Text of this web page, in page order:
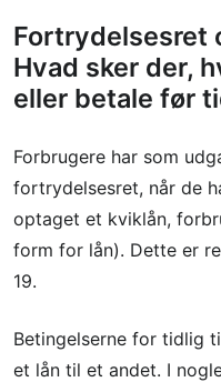
Fortrydelsesret
Hvad sker der,
eller betale før
Forbrugere har som
fortrydelsesret, når de
optaget et kviklån,
form for lån). Dette er
19.
Betingelserne for tidlig
et lån til et andet. I